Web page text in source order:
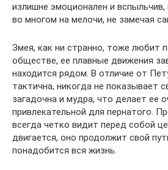
излишне эмоционален и
во многом на мелочи, не замечая
Змея, как ни странно, тоже любит
обществе, ее плавные движения
находится рядом. В отличие от
тактична, никогда не показывает
загадочна и мудра, что делает ее
привлекательной для пернатого.
всегда четко видит перед собой
двигается, оно продолжит свой
понадобится вся жизнь.